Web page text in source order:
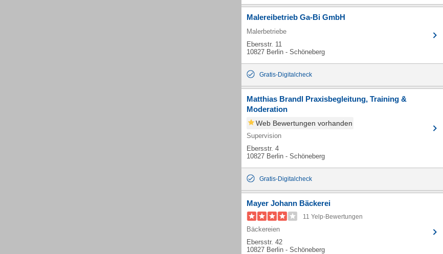
Malereibetrieb Ga-Bi GmbH
Malerbetriebe
Ebersstr. 11
10827 Berlin - Schöneberg
Gratis-Digitalcheck
Matthias Brandl Praxisbegleitung, Training &
Moderation
Web Bewertungen vorhanden
Supervision
Ebersstr. 4
10827 Berlin - Schöneberg
Gratis-Digitalcheck
Mayer Johann Bäckerei
11 Yelp-Bewertungen
Bäckereien
Ebersstr. 42
10827 Berlin - Schöneberg